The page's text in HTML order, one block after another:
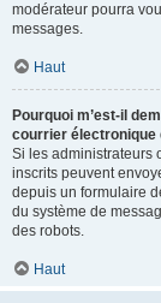
modérateur pourra
messages.
Haut
Pourquoi m’est-il
courrier électronique
Si les administrateurs
inscrits peuvent
depuis un formulaire
du système de
des robots.
Haut